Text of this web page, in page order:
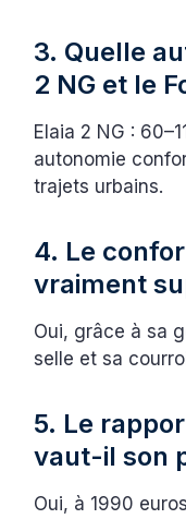
3. Quelle
2 NG et le
Elaia 2 NG :
autonomie
trajets urbains.
4. Le
vraiment
Oui, grâce à sa
selle et sa
5. Le
vaut-il son
Oui, à 1990